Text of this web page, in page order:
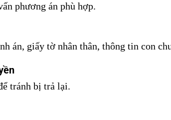
phương án phù hợp.
án, giấy tờ nhân thân, thông tin con
tránh bị trả lại.